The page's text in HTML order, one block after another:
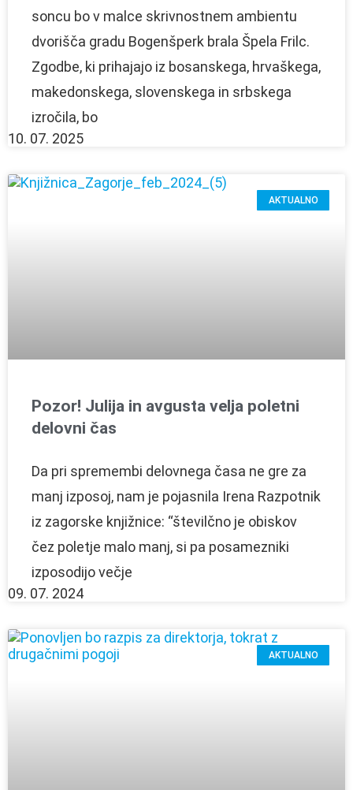
soncu bo v malce skrivnostnem ambientu
dvorišča gradu Bogenšperk brala Špela Frilc.
Zgodbe, ki prihajajo iz bosanskega, hrvaškega,
makedonskega, slovenskega in srbskega
izročila, bo
10. 07. 2025
AKTUALNO
Pozor! Julija in avgusta velja poletni
delovni čas
Da pri spremembi delovnega časa ne gre za
manj izposoj, nam je pojasnila Irena Razpotnik
iz zagorske knjižnice: “številčno je obiskov
čez poletje malo manj, si pa posamezniki
izposodijo večje
09. 07. 2024
AKTUALNO